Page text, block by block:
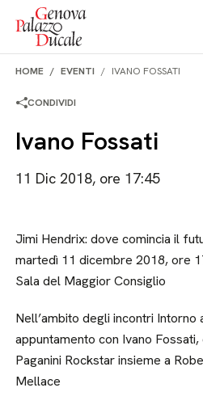
Salta al contenuto
HOME EVENTI IVANO FOSSATI
CONDIVIDI
Ivano Fossati
11 Dic 2018, ore 17:45
Jimi Hendrix: dove comincia il
martedì 11 dicembre 2018, ore
Sala del Maggior Consiglio
Nell’ambito degli incontri Intorno
appuntamento con Ivano
Paganini Rockstar insieme a
Mellace